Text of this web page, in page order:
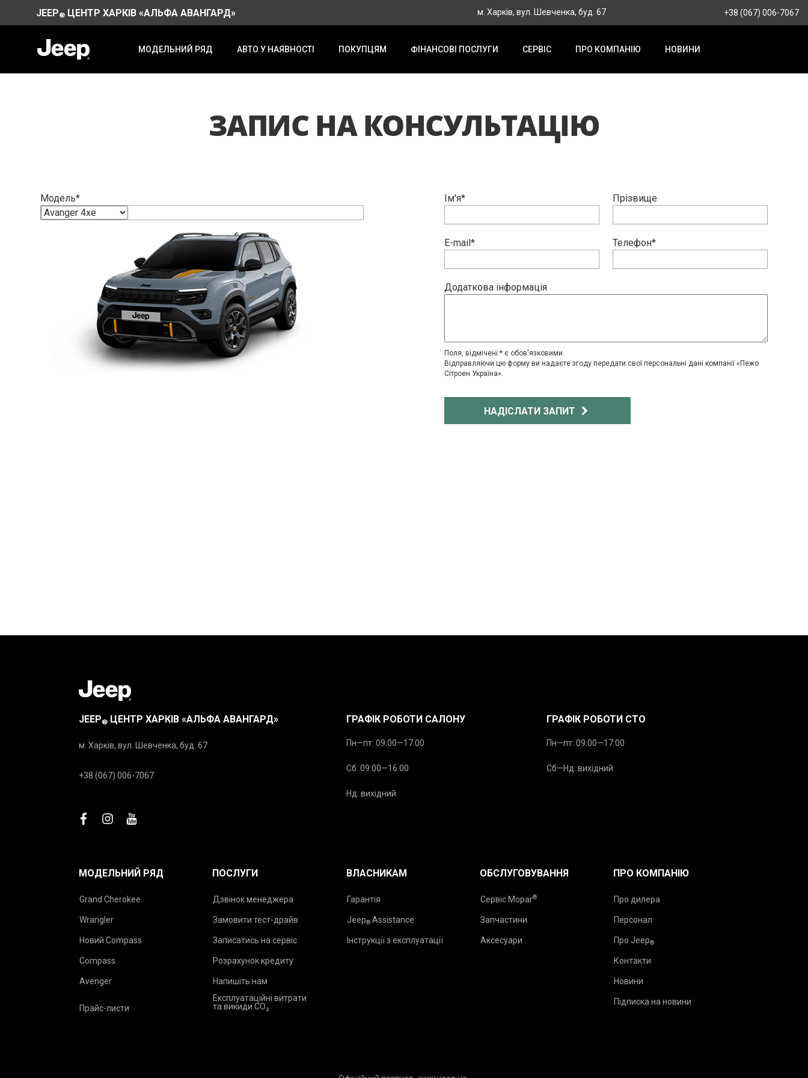
JEEP® ЦЕНТР ХАРКІВ «АЛЬФА АВАНГАРД» м. Харків, вул. Шевченка, буд. 67 +38 (067) 006-7067
МОДЕЛЬНИЙ РЯД АВТО У НАЯВНОСТІ ПОКУПЦЯМ ФІНАНСОВІ ПОСЛУГИ СЕРВІС ПРО КОМПАНІЮ НОВИНИ
ЗАПИС НА КОНСУЛЬТАЦІЮ
JEEP® ЦЕНТР ХАРКІВ «АЛЬФА АВАНГАРД»
м. Харків, вул. Шевченка, буд. 67
+38 (067) 006-7067
facebook
instagram
youtube
ГРАФІК РОБОТИ САЛОНУ
Пн—пт: 09:00—17:00
Сб: 09:00—16:00
Нд: вихідний
ГРАФІК РОБОТИ СТО
Пн—пт: 09:00—17:00
Сб—Нд: вихідний
МОДЕЛЬНИЙ РЯД
Grand Cherokee
Wrangler
Новий Compass
Compass
Avenger
Прайс-листи
ПОСЛУГИ
Дзвінок менеджера
Замовити тест-драйв
Записатись на сервіс
Розрахунок кредиту
Напишіть нам
Експлуатаційні витрати
та викиди CO₂
ВЛАСНИКАМ
Гарантія
Jeep®Assistance
Інструкції з експлуатації
ОБСЛУГОВУВАННЯ
Сервіс Mopar®
Запчастини
Аксесуари
ПРО КОМПАНІЮ
Про дилера
Персонал
Про Jeep®
Контакти
Новини
Підписка на новини